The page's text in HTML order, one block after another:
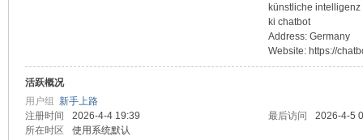
künstliche intelligenz
ki chatbot
Address: Germany
Website: https://
活跃概况
用户组 新手上路
注册时间
2026-4-4 19:39 最后访问
2026-4-5
所在时区
使用系统默认